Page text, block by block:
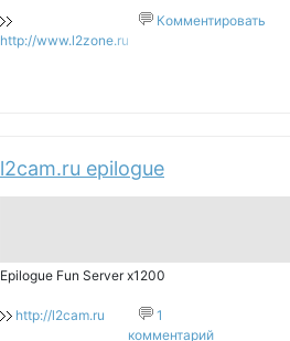
http://www.l2zone.ru
Комментировать
l2cam.ru epilogue
Epilogue Fun Server x1200
http://l2cam.ru
1
комментарий